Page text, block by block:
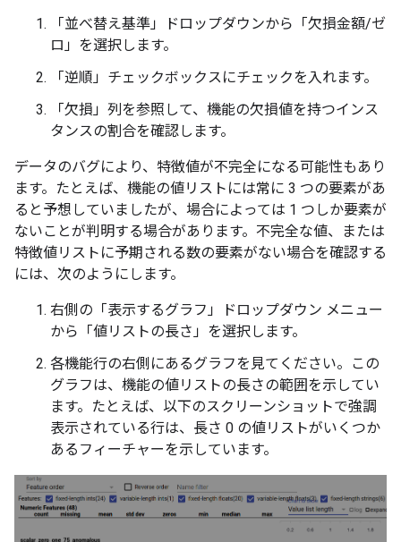
「並べ替え基準」ドロップダウンから「欠損金額/ゼ
ロ」を選択します。
「逆順」チェックボックスにチェックを入れます。
「欠損」列を参照して、機能の欠損値を持つインス
タンスの割合を確認します。
データのバグにより、特徴値が不完全になる可能性もあり
ます。たとえば、機能の値リストには常に 3 つの要素があ
ると予想していましたが、場合によっては 1 つしか要素が
ないことが判明する場合があります。不完全な値、または
特徴値リストに予期される数の要素がない場合を確認する
には、次のようにします。
右側の「表示するグラフ」ドロップダウン メニュー
から「値リストの長さ」を選択します。
各機能行の右側にあるグラフを見てください。この
グラフは、機能の値リストの長さの範囲を示してい
ます。たとえば、以下のスクリーンショットで強調
表示されている行は、長さ 0 の値リストがいくつか
あるフィーチャーを示しています。